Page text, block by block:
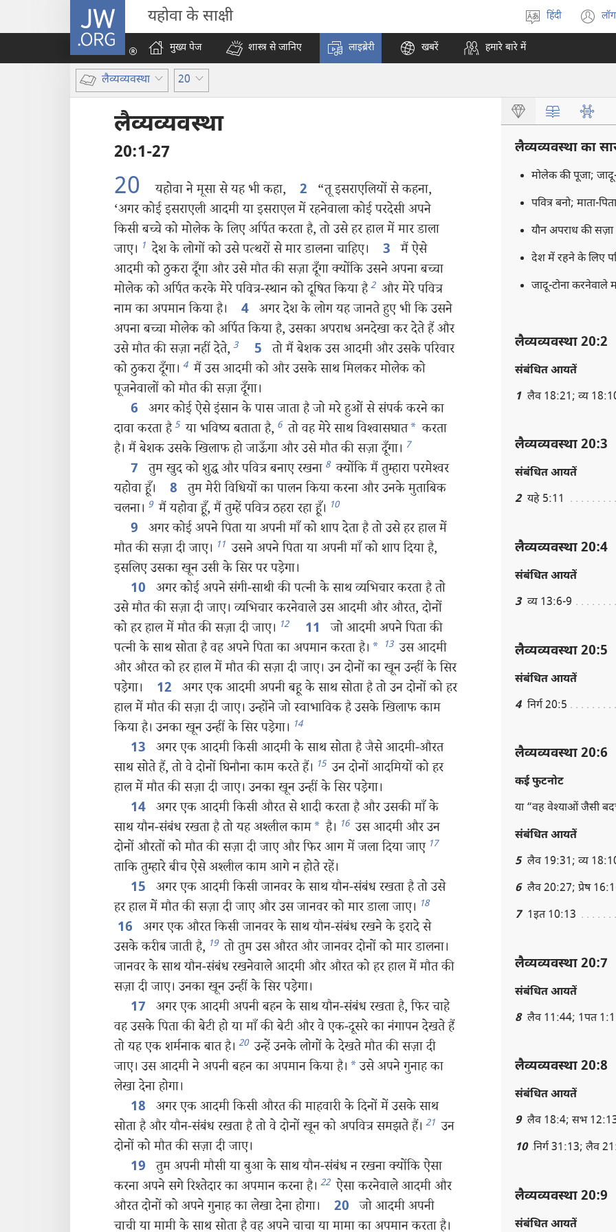
JW.ORG यहोवा के साक्षी
भाषा
चुनें
हिंदी
मुख्य पेज शास्त्र से जानिए लाइब्रेरी खबरें हमारे बारे में
लैव्यव्यवस्था 20
लैव्यव्यवस्था
20:1-27
20 यहोवा ने मूसा से यह भी कहा, 2
“तू इसराएलियों से कहना,
‘अगर कोई इसराएली आदमी या इसराएल में रहनेवाला कोई परदेसी अपने
किसी बच्चे को मोलेक के लिए अर्पित करता है, तो उसे हर हाल में मार डाला
जाए। 1 देश के लोगों को उसे पत्थरों से मार डालना चाहिए। 3 मैं ऐसे
आदमी को ठुकरा दूँगा और उसे मौत की सज़ा दूँगा क्योंकि उसने अपना बच्चा
मोलेक को अर्पित करके मेरे पवित्र-स्थान को दूषित किया है 2 और मेरे पवित्र
नाम का अपमान किया है।
4 अगर देश के लोग यह जानते हुए भी कि उसने
अपना बच्चा मोलेक को अर्पित किया है, उसका अपराध अनदेखा कर देते हैं और
उसे मौत की सज़ा नहीं देते, 3 5 तो मैं बेशक उस आदमी और उसके परिवार
को ठुकरा दूँगा। 4 मैं उस आदमी को और उसके साथ मिलकर मोलेक को
पूजनेवालों को मौत की सज़ा दूँगा।
6
अगर कोई ऐसे इंसान के पास जाता है जो मरे हुओं से संपर्क करने का
दावा करता है 5 या भविष्य बताता है, 6 तो वह मेरे साथ विश्‍वासघात* करता
है। मैं बेशक उसके खिलाफ हो जाऊँगा और उसे मौत की सज़ा दूँगा। 7
7 तुम खुद को शुद्ध और पवित्र बनाए रखना 8 क्योंकि मैं तुम्हारा परमेश्‍वर
यहोवा हूँ।
8 तुम मेरी विधियों का पालन किया करना और उनके मुताबिक
चलना। 9 मैं यहोवा हूँ, मैं तुम्हें पवित्र ठहरा रहा हूँ। 10
9
अगर कोई अपने पिता या अपनी माँ को शाप देता है तो उसे हर हाल में
मौत की सज़ा दी जाए। 11 उसने अपने पिता या अपनी माँ को शाप दिया है,
इसलिए उसका खून उसी के सिर पर पड़ेगा।
10
अगर कोई अपने संगी-साथी की पत्नी के साथ व्यभिचार करता है तो
उसे मौत की सज़ा दी जाए। व्यभिचार करनेवाले उस आदमी और औरत, दोनों
को हर हाल में मौत की सज़ा दी जाए। 12 11
जो आदमी अपने पिता की
पत्नी के साथ सोता है वह अपने पिता का अपमान करता है। * 13 उस आदमी
और औरत को हर हाल में मौत की सज़ा दी जाए। उन दोनों का खून उन्हीं के सिर
पड़ेगा।
12
अगर एक आदमी अपनी बहू के साथ सोता है तो उन दोनों को हर
हाल में मौत की सज़ा दी जाए। उन्होंने जो स्वाभाविक है उसके खिलाफ काम
किया है। उनका खून उन्हीं के सिर पड़ेगा। 14
13
अगर एक आदमी किसी आदमी के साथ सोता है जैसे आदमी-औरत
साथ सोते हैं, तो वे दोनों घिनौना काम करते हैं। 15 उन दोनों आदमियों को हर
हाल में मौत की सज़ा दी जाए। उनका खून उन्हीं के सिर पड़ेगा।
14 अगर एक आदमी किसी औरत से शादी करता है और उसकी माँ के
साथ यौन-संबंध रखता है तो यह अश्‍लील काम* है। 16 उस आदमी और उन
दोनों औरतों को मौत की सज़ा दी जाए और फिर आग में जला दिया जाए 17
ताकि तुम्हारे बीच ऐसे अश्‍लील काम आगे न होते रहें।
15
अगर एक आदमी किसी जानवर के साथ यौन-संबंध रखता है तो उसे
हर हाल में मौत की सज़ा दी जाए और उस जानवर को मार डाला जाए। 18
16
अगर एक औरत किसी जानवर के साथ यौन-संबंध रखने के इरादे से
उसके करीब जाती है, 19 तो तुम उस औरत और जानवर दोनों को मार डालना।
जानवर के साथ यौन-संबंध रखनेवाले आदमी और औरत को हर हाल में मौत की
सज़ा दी जाए। उनका खून उन्हीं के सिर पड़ेगा।
17
अगर एक आदमी अपनी बहन के साथ यौन-संबंध रखता है, फिर चाहे
वह उसके पिता की बेटी हो या माँ की बेटी और वे एक-दूसरे का नंगापन देखते हैं
तो यह एक शर्मनाक बात है। 20 उन्हें उनके लोगों के देखते मौत की सज़ा दी
जाए। उस आदमी ने अपनी बहन का अपमान किया है। *उसे अपने गुनाह का
लेखा देना होगा।
18
अगर एक आदमी किसी औरत की माहवारी के दिनों में उसके साथ
सोता है और यौन-संबंध रखता है तो वे दोनों खून को अपवित्र समझते हैं। 21 उन
दोनों को मौत की सज़ा दी जाए।
19 तुम अपनी मौसी या बुआ के साथ यौन-संबंध न रखना क्योंकि ऐसा
करना अपने सगे रिश्‍तेदार का अपमान करना है। 22 ऐसा करनेवाले आदमी और
औरत दोनों को अपने गुनाह का लेखा देना होगा।
20 जो आदमी अपनी
लैव्यव्यवस्था का
मोलेक की पूजा;
पवित्र बनो; माता-
यौन अपराध की
देश में रहने के लिए
जादू-टोना करनेवाले
लैव्यव्यवस्था 20:2
संबंधित आयतें
1 लैव 18:21; व्य
लैव्यव्यवस्था 20:3
संबंधित आयतें
2 यहे 5:11
लैव्यव्यवस्था 20:4
संबंधित आयतें
3 व्य 13:6-9
लैव्यव्यवस्था 20:5
संबंधित आयतें
4 निर्ग 20:5
लैव्यव्यवस्था 20:6
कई फुटनोट
या “वह वेश्‍याओं जैसी
संबंधित आयतें
5 लैव 19:31; व्य
6 लैव 20:27; प्रेष
7 1इत 10:13
लैव्यव्यवस्था 20:7
संबंधित आयतें
8 लैव 11:44; 1पत
लैव्यव्यवस्था 20:8
संबंधित आयतें
9 लैव 18:4; सभ
10 निर्ग 31:13; लैव
लैव्यव्यवस्था 20:9
संबंधित आयतें